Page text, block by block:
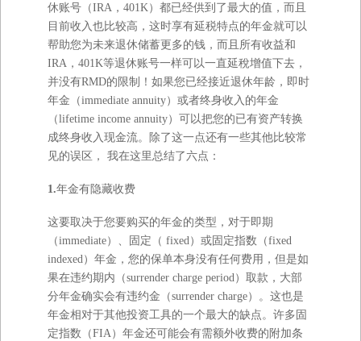
休账号（IRA，401K）都已经供到了最大的值，而且
目前收入也比较高，这时享有延税特点的年金就可以
帮助您为未来退休储蓄更多的钱，而且所有收益和
IRA，401K等退休账号一样可以一直延稅增值下去，
并没有RMD的限制！如果您已经接近退休年龄，即时
年金（immediate annuity）或者终身收入的年金
（lifetime income annuity）可以把您的已有资产转换
成终身收入现金流。除了这一点还有一些其他比较常
见的误区， 我在这里总结了六点：
1.年金有隐藏收费
这要取决于您要购买的年金的类型，对于即期
（immediate）、固定（ fixed）或固定指数（fixed
indexed）年金，您的保单本身没有任何费用，但是如
果在违约期内（surrender charge period）取款，大部
分年金确实会有违约金（surrender charge）。这也是
年金相对于其他投资工具的一个最大的缺点。许多固
定指数（FIA）年金还可能会有需额外收费的附加条